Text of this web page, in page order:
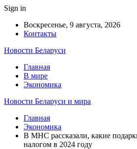
Sign in
Воскресенье, 9 августа, 2026
Контакты
Новости Беларуси
Главная
В мире
Экономика
Новости Беларуси и мира
Главная
Экономика
В МНС рассказали, какие
налогом в 2024 году